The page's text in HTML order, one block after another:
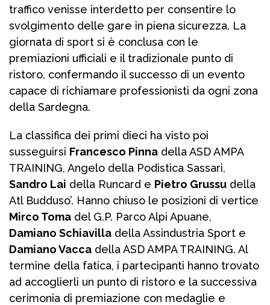
traffico venisse interdetto per consentire lo
svolgimento delle gare in piena sicurezza. La
giornata di sport si è conclusa con le
premiazioni ufficiali e il tradizionale punto di
ristoro, confermando il successo di un evento
capace di richiamare professionisti da ogni zona
della Sardegna.
La classifica dei primi dieci ha visto poi
susseguirsi Francesco Pinna della ASD AMPA
TRAINING, Angelo della Podistica Sassari,
Sandro Lai della Runcard e Pietro Grussu della
Atl Budduso’. Hanno chiuso le posizioni di vertice
Mirco Toma del G.P. Parco Alpi Apuane,
Damiano Schiavilla della Assindustria Sport e
Damiano Vacca della ASD AMPA TRAINING. Al
termine della fatica, i partecipanti hanno trovato
ad accoglierli un punto di ristoro e la successiva
cerimonia di premiazione con medaglie e